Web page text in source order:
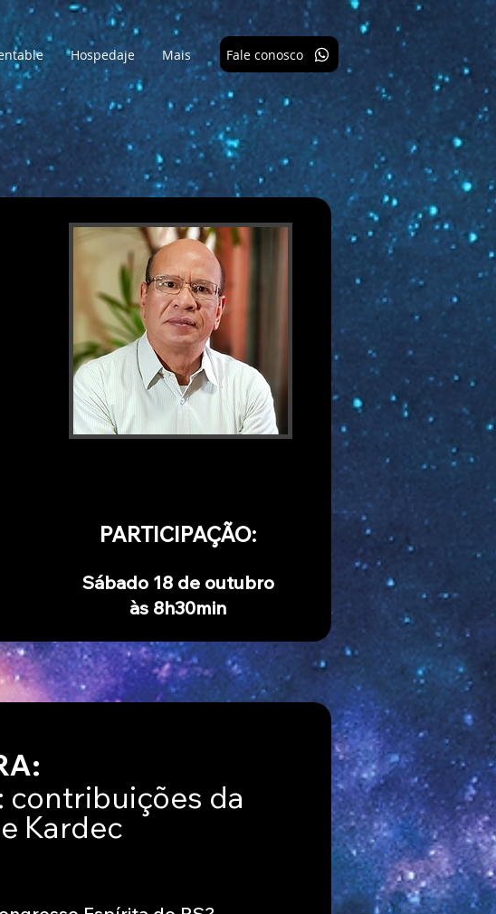
Hospedaje Mais Fale conosco
PARTICIPAÇÃO:
Sábado 18 de outubro
às 8h30min
contribuições da
Kardec